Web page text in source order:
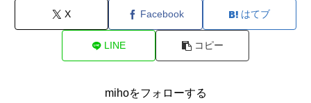
X Facebook はてブ
LINE コピー
mihoをフォローする